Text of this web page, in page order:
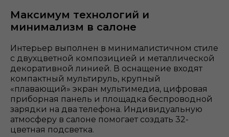
Максимум технологий и
минимализм в салоне
Интерьер выполнен в минималистичном стиле
с двухцветной композицией и металлической
декоративной линией. В оснащение входят
компактный мультируль, крупный
«плавающий» экран мультимедиа, цифровая
приборная панель и площадка беспроводной
зарядки на два телефона. Индивидуальную
атмосферу в салоне помогает создать 32-
цветная подсветка.